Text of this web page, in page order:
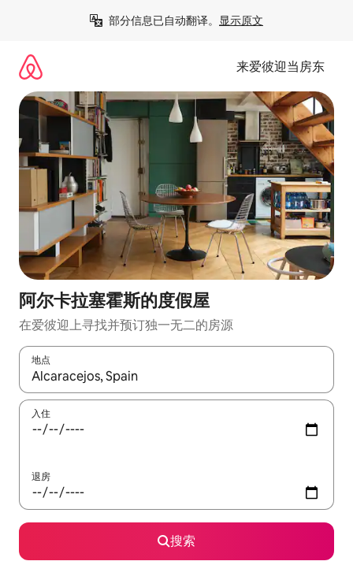
部分信息已自动翻译。 显示原文
来爱彼迎当房东
阿尔卡拉塞霍斯的度假屋
在爱彼迎上寻找并预订独一无二的房源
地点
如有搜索结果，请使用上下方向键查看，或通过点击或滑动手势
入住
退房
搜索